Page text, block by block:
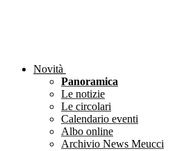
Novità
Panoramica
Le notizie
Le circolari
Calendario eventi
Albo online
Archivio News Meucci